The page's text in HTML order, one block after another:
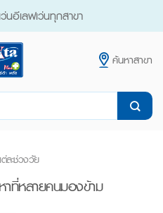
นอีเลฟเว่นทุกสาขา
ค้นหาสาขา
ละช่วงวัย
ที่หลายคนมองข้าม